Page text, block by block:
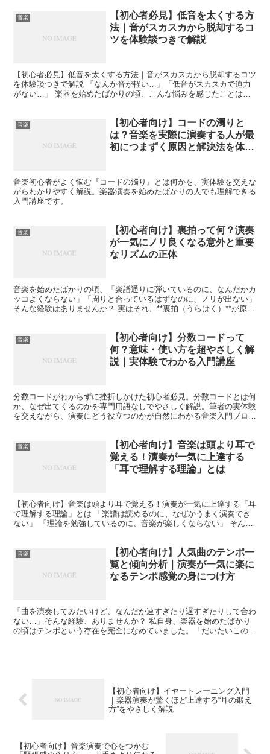
音楽
【初心者必見】低音を太くする方
法｜音がスカスカから脱却するコ
ツを体験談つきで解説
【初心者必見】低音を太くする方法｜音がスカスカから脱却するコツ
を体験談つきで解説 「なんか音が軽い…」「低音がスカスカで迫力
がない…」 楽器を始めたばかりの頃、こんな悩みを感じたことはあ
音楽
【初心者向け】コードの濁りと
は？音楽を実際に演奏する人が最
初につまずく原因と解決法を体験
音楽初心者がよく悩む『コードの濁り』とは何かを、実体験を交えな
がらわかりやすく解説。楽器演奏を始めたばかりの人でも理解できる
入門講座です。
音楽
【初心者向け】裏拍って何？演奏
が一気にノリ良くなる意外と重要
なリズムの正体
音楽を始めたばかりの頃、「楽譜通りに弾いているのに、なんだかカ
ッコよくならない」「周りと合っているはずなのに、ノリが出ない」
そんな経験はありませんか？ 実はそれ、**裏拍（うらはく）**が原因
音楽
【初心者向け】分数コードって
何？意味・使い方を超やさしく解
説｜実体験でわかる入門講座
分数コードがわからずに挫折しかけた初心者必見。分数コードとは何
か、なぜ出てくるのかを専門用語なしでやさしく解説。筆者の実体験
を交えながら、演奏にどう役立つのかが自然にわかる音楽入門ブログ
音楽
【初心者向け】音楽は頭より耳で
覚える！演奏が一気に上達する
「耳で理解する理論」とは
【初心者向け】音楽は頭より耳で覚える！演奏が一気に上達する「耳
で理解する理論」とは 「楽譜は読めるのに、なぜかうまく演奏でき
ない」 「理論を勉強しているのに、音楽が楽しくならない」 そんな
音楽
【初心者向け】人気曲のテンポ一
覧と傾向分析｜演奏が一気に楽に
なるテンポ感覚の身につけ方
「曲を演奏してみたいけど、なんだか速すぎたり遅すぎたりして合わ
ない…」そんな経験、ありませんか？ 私自身、楽器を始めたばかり
の頃はテンポという存在を完全になめていました。「だいたいこのく
【初心者向け】イヤートレーニング入門
｜楽器演奏が驚くほど上達する“耳の鍛え
方”をやさしく解説
【初心者向け】音楽演奏で心をつかむ